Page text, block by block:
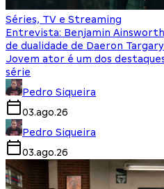
Séries, TV e Streaming
Entrevista: Benjamin
de dualidade de Daeron
Jovem ator é um dos
série
Pedro Siqueira
03.ago.26
Pedro Siqueira
03.ago.26